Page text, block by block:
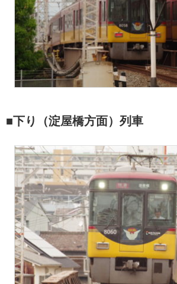
■下り（淀屋橋方面）列車